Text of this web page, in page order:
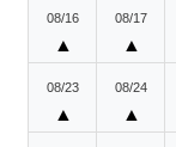
08/16
▲
08/17
▲
08/23
▲
08/24
▲